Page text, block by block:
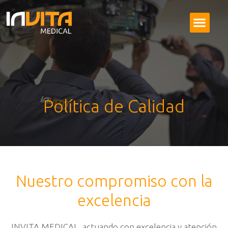
Política de Calidad
Nuestro compromiso con la
excelencia